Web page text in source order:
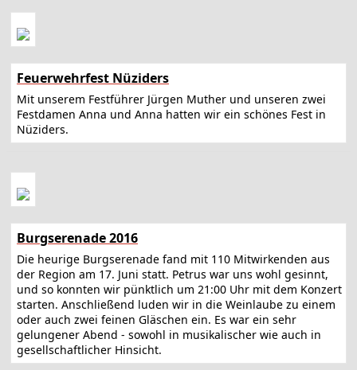
Feuerwehrfest Nüziders
Mit unserem Festführer Jürgen Muther und unseren zwei
Festdamen Anna und Anna hatten wir ein schönes Fest in
Nüziders.
Burgserenade 2016
Die heurige Burgserenade fand mit 110 Mitwirkenden aus
der Region am 17. Juni statt. Petrus war uns wohl gesinnt,
und so konnten wir pünktlich um 21:00 Uhr mit dem Konzert
starten. Anschließend luden wir in die Weinlaube zu einem
oder auch zwei feinen Gläschen ein. Es war ein sehr
gelungener Abend - sowohl in musikalischer wie auch in
gesellschaftlicher Hinsicht.